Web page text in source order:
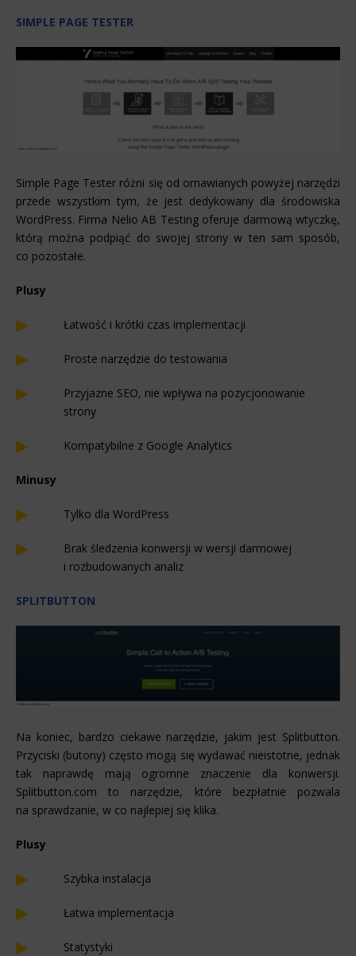
SIMPLE PAGE TESTER
Simple Page Tester różni się od omawianych powyżej narzędzi
przede wszystkim tym, że jest dedykowany dla środowiska
WordPress. Firma Nelio AB Testing oferuje darmową wtyczkę,
którą można podpiąć do swojej strony w ten sam sposób,
co pozostałe.
Plusy
Łatwość i krótki czas implementacji
Proste narzędzie do testowania
Przyjazne SEO, nie wpływa na pozycjonowanie
strony
Kompatybilne z Google Analytics
Minusy
Tylko dla WordPress
Brak śledzenia konwersji w wersji darmowej
i rozbudowanych analiz
SPLITBUTTON
Na koniec, bardzo ciekawe narzędzie, jakim jest Splitbutton.
Przyciski (butony) często mogą się wydawać nieistotne, jednak
tak naprawdę mają ogromne znaczenie dla konwersji.
Splitbutton.com to narzędzie, które bezpłatnie pozwala
na sprawdzanie, w co najlepiej się klika.
Plusy
Szybka instalacja
Łatwa implementacja
Statystyki